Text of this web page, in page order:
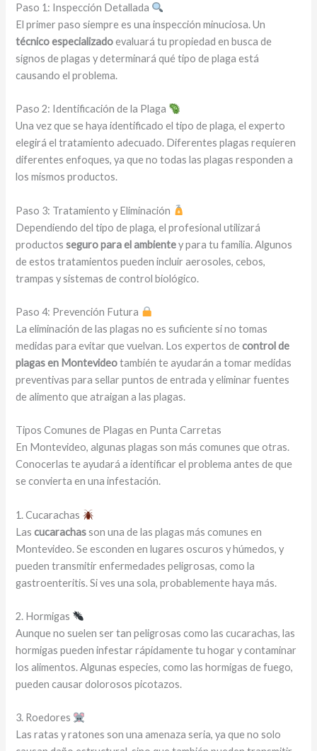
Paso 1: Inspección Detallada
El primer paso siempre es una inspección minuciosa. Un
técnico especializadoevaluará tu propiedad en busca de
signos de plagas y determinará qué tipo de plaga está
causando el problema.
Paso 2: Identificación de la Plaga
Una vez que se haya identificado el tipo de plaga, el experto
elegirá el tratamiento adecuado. Diferentes plagas requieren
diferentes enfoques, ya que no todas las plagas responden a
los mismos productos.
Paso 3: Tratamiento y Eliminación
Dependiendo del tipo de plaga, el profesional utilizará
productosseguro para el ambientey para tu familia. Algunos
de estos tratamientos pueden incluir aerosoles, cebos,
trampas y sistemas de control biológico.
Paso 4: Prevención Futura
La eliminación de las plagas no es suficiente si no tomas
medidas para evitar que vuelvan. Los expertos decontrol de
plagas en Montevideotambién te ayudarán a tomar medidas
preventivas para sellar puntos de entrada y eliminar fuentes
de alimento que atraigan a las plagas.
Tipos Comunes de Plagas en Punta Carretas
En Montevideo, algunas plagas son más comunes que otras.
Conocerlas te ayudará a identificar el problema antes de que
se convierta en una infestación.
1. Cucarachas
Lascucarachasson una de las plagas más comunes en
Montevideo. Se esconden en lugares oscuros y húmedos, y
pueden transmitir enfermedades peligrosas, como la
gastroenteritis. Si ves una sola, probablemente haya más.
2. Hormigas
Aunque no suelen ser tan peligrosas como las cucarachas, las
hormigas pueden infestar rápidamente tu hogar y contaminar
los alimentos. Algunas especies, como las hormigas de fuego,
pueden causar dolorosos picotazos.
3. Roedores
Las ratas y ratones son una amenaza seria, ya que no solo